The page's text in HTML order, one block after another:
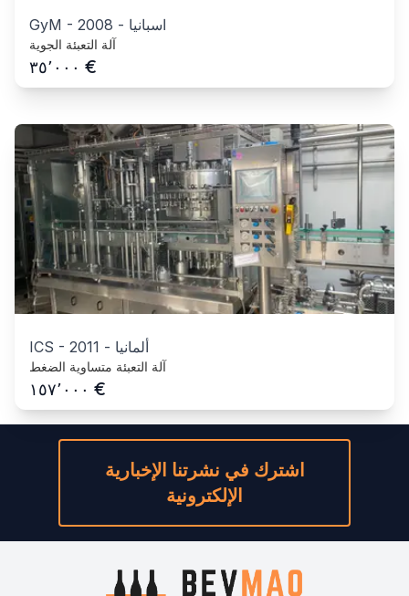
GyM - 2008 - اسبانيا
آلة التعبئة الجوية
٣٥٬٠٠٠ €
ICS - 2011 - ألمانيا
آلة التعبئة متساوية الضغط
١٥٧٬٠٠٠ €
اشترك في نشرتنا الإخبارية
الإلكترونية